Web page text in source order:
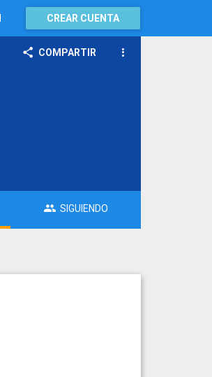
CREAR CUENTA
COMPARTIR
SIGUIENDO